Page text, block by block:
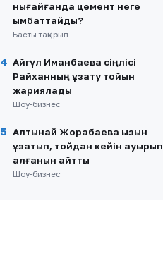
нығайғанда цемент неге
қымбаттайды?
Басты тақырып
4 Айгүл Иманбаева сіңлісі
Райханның ұзату тойын
жариялады
Шоу-бизнес
5 Алтынай Жорабаева қызын
ұзатып, тойдан кейін ауырып
қалғанын айтты
Шоу-бизнес